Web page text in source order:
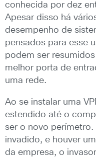
conhecida por dez
Apesar disso há
desempenho de
pensados para esse
podem ser
melhor porta de
uma rede.
Ao se instalar uma
estendido até o
ser o novo
invadido, e houver
da empresa, o